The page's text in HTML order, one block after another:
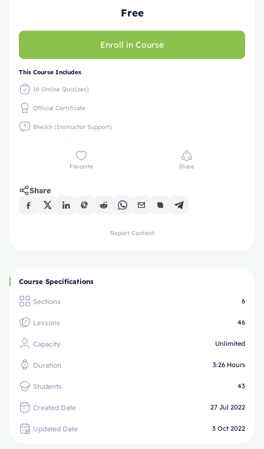
Free
Enroll in Course
This Course Includes
16 Online Quiz(zes)
Official Certificate
Sheikh (Instructor Support)
Favorite Share
Share
Report Content
Course Specifications
Sections 6
Lessons 46
Capacity Unlimited
Duration 3:26 Hours
Students 43
Created Date 27 Jul 2022
Updated Date 3 Oct 2022